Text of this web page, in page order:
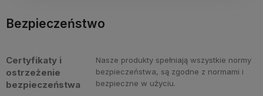
Bezpieczeństwo
Certyfikaty i
ostrzeżenie
bezpieczeństwa
Nasze produkty spełniają wszystkie normy
bezpieczeństwa, są zgodne z normami i
bezpieczne w użyciu.